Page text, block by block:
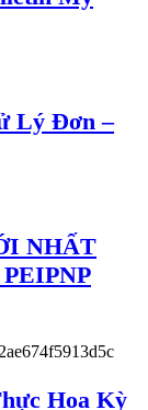
Lý Đơn –
NHẤT
Hoa Kỳ